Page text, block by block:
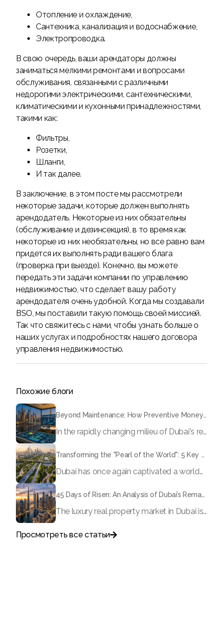
Отопление и охлаждение,
Сантехника, канализация и водоснабжение,
Электропроводка.
В свою очередь, ваши арендаторы должны
заниматься мелкими ремонтами и вопросами
обслуживания, связанными с различными
недорогими электрическими, сантехническими,
климатическими и кухонными принадлежностями,
такими как:
Фильтры,
Розетки,
Шланги,
И так далее.
В заключение, в этом посте мы рассмотрели
некоторые задачи, которые должен выполнять
арендодатель. Некоторые из них обязательны
(обслуживание и дезинсекция), в то время как
некоторые из них необязательны, но все равно вам
придется их выполнять ради вашего блага
(проверка при выезде). Конечно, вы можете
передать эти задачи компании по управлению
недвижимостью, что сделает вашу работу
арендодателя очень удобной. Когда мы создавали
BSO, мы поставили такую помощь своей миссией.
Так что свяжитесь с нами, чтобы узнать больше о
наших услугах и подробностях нашего договора
управления недвижимостью.
Похожие блоги
In the rapidly changing milieu of Dubai's real estate sector, the year 2026 has triggered a substantial change in baggage handling practices. We have progressed beyond time when asset handling is simply a matter of "repairing leaks" or "accumulating bills". Currently, prudent businesses, builders and residents expect a more enhanced priority: preventive money governance.
Dubai has once again captivated a worldwide target audience with several groundbreaking mega-works that redefine the boundaries of engineering, sustainability and urban living. As we progress to May 2026, these ventures are evolving from bold ideas into concrete realities, cementing Dubai’s role as a worldwide leader in innovation and smart metropolitan development. From the depths of the ocean to the heights of the skyline, here's a complete examination of 5 massive projects that could currently make the emirate work again.
45 Days of Risen: An Analysis of Dubai’s Remarkable Growth in Ultra-Luxury Real Estate
The luxury real property market in Dubai is experiencing a remarkable upward push, strengthening its position as the leading worldwide hub for high-internet value investors. By the end of April 2026, the market has proven formidable resilience and growth, fueled by a blend of world-class infrastructure, strategic financial policies and a remarkable way of life worldwide Presented below is a complete analysis of the contemporary state of the ultra-luxury sector in Dubai, and the number one factors contributing to this historic momentum.
Просмотреть все статьи